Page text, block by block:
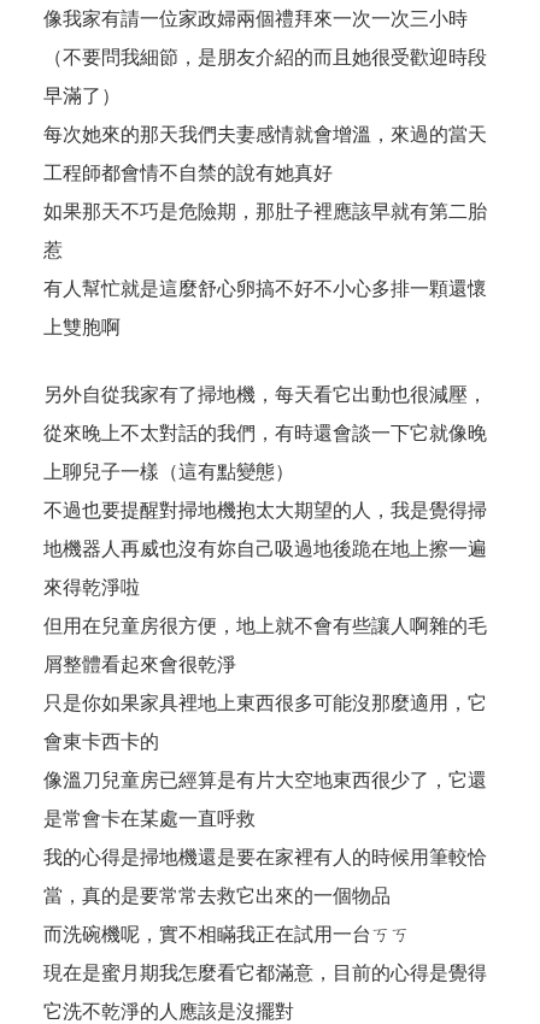
像我家有請一位家政婦兩個禮拜來一次一次三小時
（不要問我細節，是朋友介紹的而且她很受歡迎時段
早滿了）
每次她來的那天我們夫妻感情就會增溫，來過的當天
工程師都會情不自禁的說有她真好
如果那天不巧是危險期，那肚子裡應該早就有第二胎
惹
有人幫忙就是這麼舒心卵搞不好不小心多排一顆還懷
上雙胞啊
另外自從我家有了掃地機，每天看它出動也很減壓，
從來晚上不太對話的我們，有時還會談一下它就像晚
上聊兒子一樣（這有點變態）
不過也要提醒對掃地機抱太大期望的人，我是覺得掃
地機器人再威也沒有妳自己吸過地後跪在地上擦一遍
來得乾淨啦
但用在兒童房很方便，地上就不會有些讓人啊雜的毛
屑整體看起來會很乾淨
只是你如果家具裡地上東西很多可能沒那麼適用，它
會東卡西卡的
像溫刀兒童房已經算是有片大空地東西很少了，它還
是常會卡在某處一直呼救
我的心得是掃地機還是要在家裡有人的時候用筆較恰
當，真的是要常常去救它出來的一個物品
而洗碗機呢，實不相瞞我正在試用一台ㄎㄎ
現在是蜜月期我怎麼看它都滿意，目前的心得是覺得
它洗不乾淨的人應該是沒擺對